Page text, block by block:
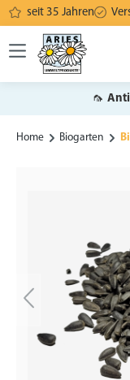
springen
seit 35 Jahren
🦟
Home Biogarten